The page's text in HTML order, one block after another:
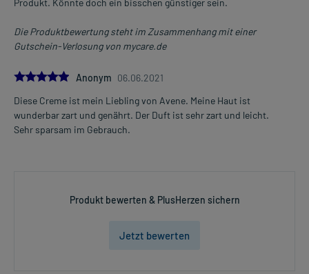
Produkt. Könnte doch ein bisschen günstiger sein.
Die Produktbewertung steht im Zusammenhang mit einer
Gutschein-Verlosung von mycare.de
5.0Anonym 06.06.2021
Diese Creme ist mein Liebling von Avene. Meine Haut ist
wunderbar zart und genährt. Der Duft ist sehr zart und leicht.
Sehr sparsam im Gebrauch.
Produkt bewerten & PlusHerzen sichern
Jetzt bewerten